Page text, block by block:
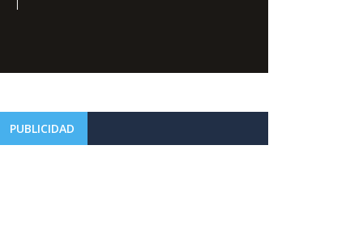
PUBLICIDAD